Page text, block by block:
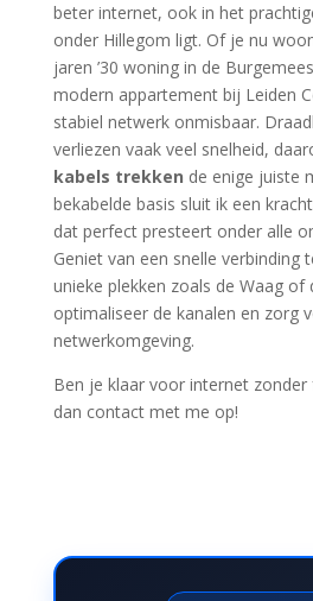
beter internet, ook in het
onder Hillegom ligt. Of je nu
jaren ’30 woning in de
modern appartement bij Leiden
stabiel netwerk onmisbaar.
verliezen vaak veel snelheid,
kabels trekken de enige juiste
bekabelde basis sluit ik een
dat perfect presteert onder alle
Geniet van een snelle verbinding
unieke plekken zoals de Waag of
optimaliseer de kanalen en zorg
netwerkomgeving.
Ben je klaar voor internet zonder
dan contact met me op!